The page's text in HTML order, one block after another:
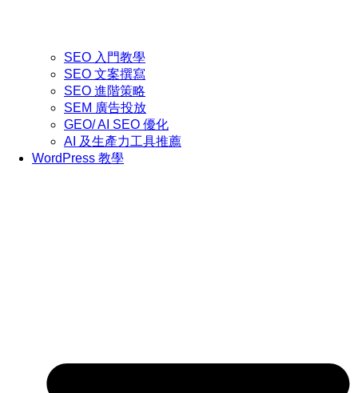
SEO 入門教學
SEO 文案撰寫
SEO 進階策略
SEM 廣告投放
GEO/ AI SEO 優化
AI 及生產力工具推薦
WordPress 教學